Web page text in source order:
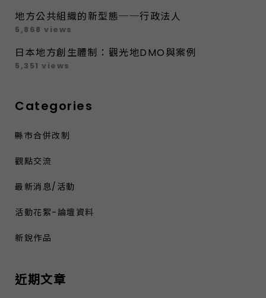
地方公共組織的新型態──行政法人
5,868 views
日本地方創生體制：觀光地DMO與案例
5,351 views
Categories
縣市合併改制
觀點交流
最新消息/活動
活動花絮-論壇資料
新銳作品
近期文章